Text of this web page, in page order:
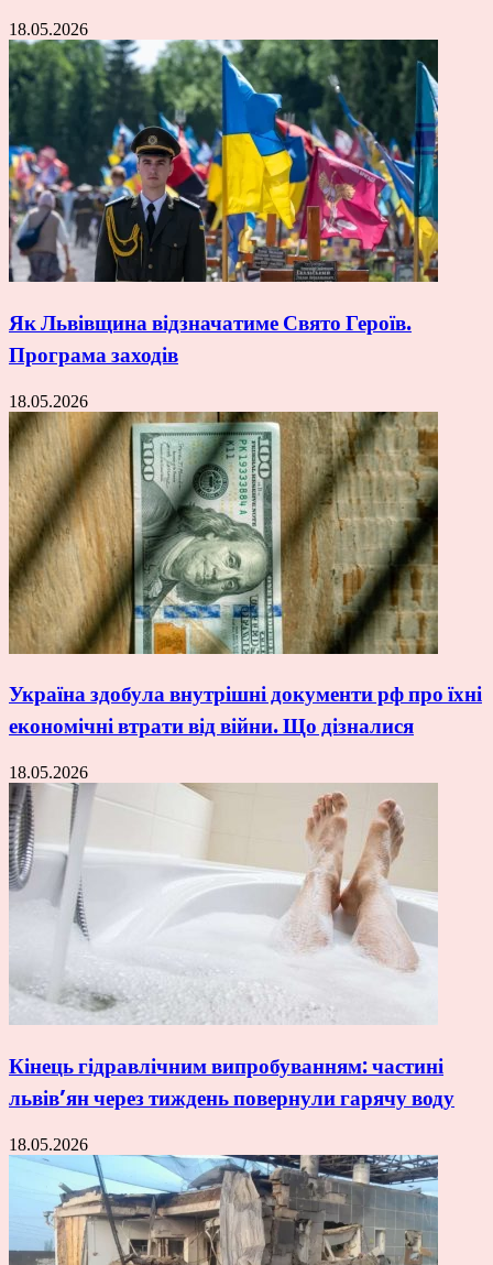
18.05.2026
Як Львівщина відзначатиме Свято Героїв.
Програма заходів
18.05.2026
Україна здобула внутрішні документи рф про їхні
економічні втрати від війни. Що дізналися
18.05.2026
Кінець гідравлічним випробуванням: частині
львів’ян через тиждень повернули гарячу воду
18.05.2026